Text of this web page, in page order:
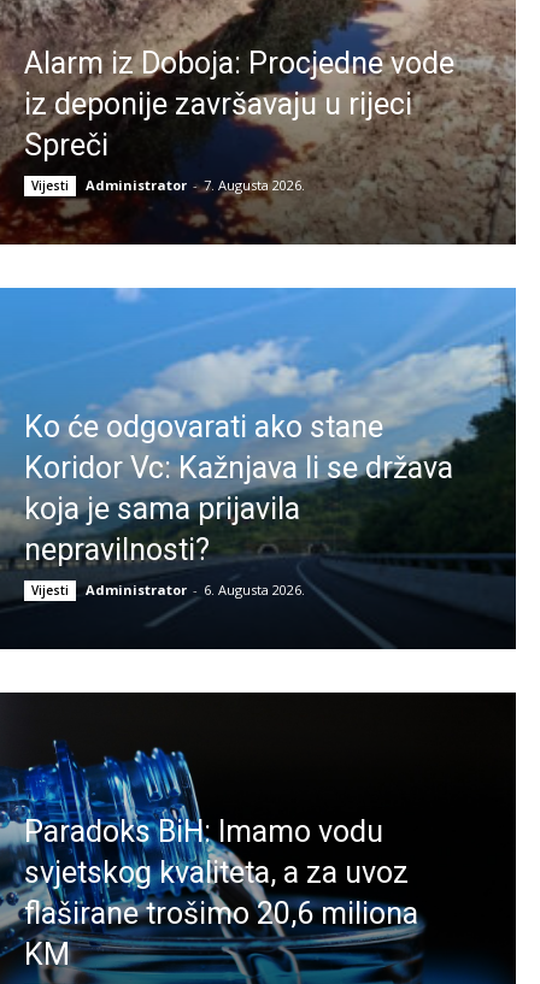
Alarm iz Doboja: Procjedne vode
iz deponije završavaju u rijeci
Spreči
Vijesti Administrator - 7. Augusta 2026.
Ko će odgovarati ako stane
Koridor Vc: Kažnjava li se država
koja je sama prijavila
nepravilnosti?
Vijesti Administrator - 6. Augusta 2026.
Paradoks BiH: Imamo vodu
svjetskog kvaliteta, a za uvoz
flaširane trošimo 20,6 miliona
KM